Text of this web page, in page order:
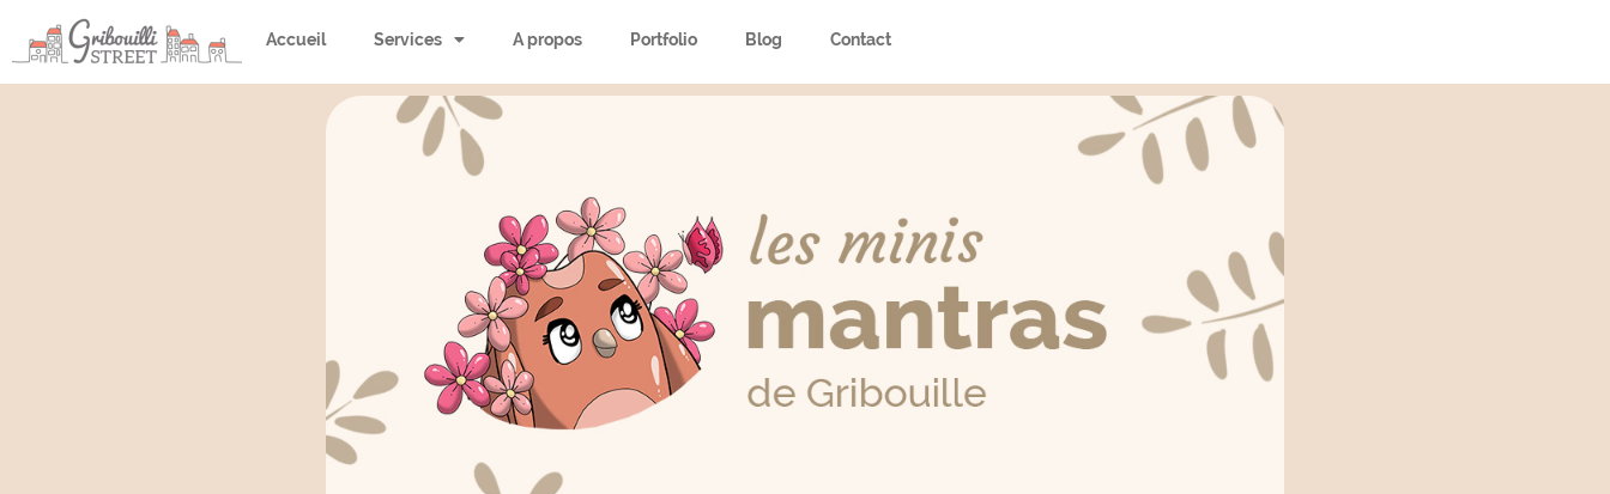
Accueil Services A propos Portfolio Blog Contact